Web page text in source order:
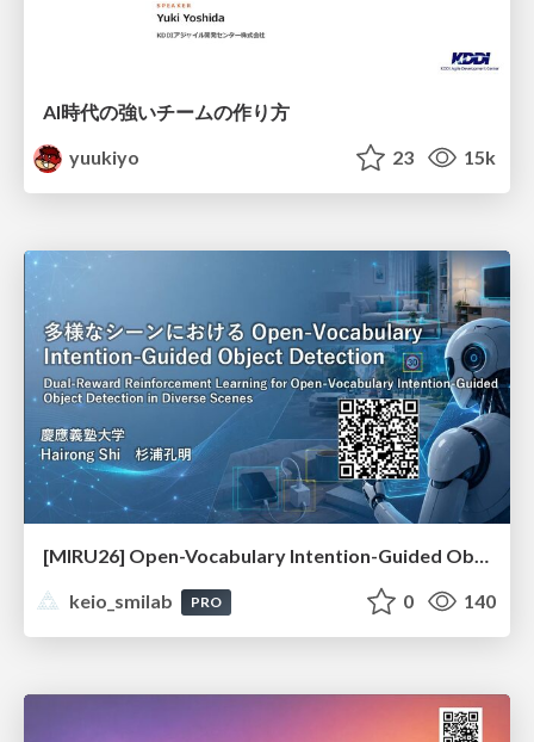
AI時代の強いチームの作り方
yuukiyo
23 15k
[MIRU26] Open-Vocabulary Intention-Guided Object Detection in Diverse Scenes
keio_smilab
PRO 0 140